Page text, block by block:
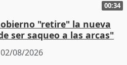
00:34
"retire" la nueva
ser saqueo a las arcas"
02/08/2026